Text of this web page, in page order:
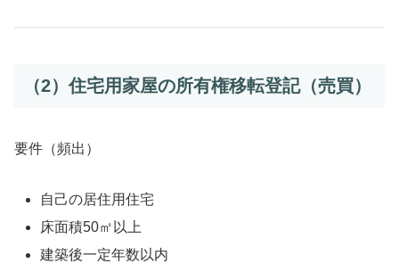
（2）住宅用家屋の所有権移転登記（売買）
要件（頻出）
自己の居住用住宅
床面積50㎡以上
建築後一定年数以内